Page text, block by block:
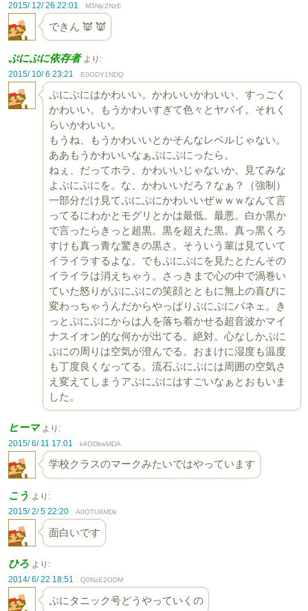
2015/ 12/ 26 22:01
M3Njc2NzE
できん 👿 👿
ぷにぷに依存者 より:
2015/ 10/ 6 23:21
E0ODY1NDQ
ぷにぷにはかわいい。かわいいかわいい、すっごく
かわいい。もうかわいすぎて色々とヤバイ。それく
らいかわいい。
もうね、もうかわいいとかそんなレベルじゃない。
ああもうかわいいなぁぷにぷにったら。
ねぇ、だってホラ、かわいいじゃないか。見てみな
よぷにぷにを。な、かわいいだろ？なぁ？（強制）
一部分だけ見てぷにぷにかわいいぜｗｗｗなんて言
ってるにわかとモグリとかは最低。最悪。白か黒か
で言ったらきっと超黒。黒を超えた黒。真っ黒くろ
すけも真っ青な驚きの黒さ。そういう輩は見ていて
イライラするよな。でもぷにぷにを見たとたんその
イライラは消えちゃう。さっきまで心の中で渦巻い
ていた怒りがぷにぷにの笑顔とともに無上の喜びに
変わっちゃうんだからやっぱりぷにぷにパネェ。き
っとぷにぷにからは人を落ち着かせる超音波かマイ
ナスイオン的な何かが出てる。絶対。心なしかぷに
ぷにの周りは空気が澄んでる。おまけに湿度も温度
も丁度良くなってる。流石ぷにぷには周囲の空気さ
え変えてしまうアぷにぷにはすごいなぁとおもいま
した。
ヒーマ より:
2015/ 6/ 11 17:01
k4ODkwMDA
学校クラスのマークみたいではやっています
こう より:
2015/ 2/ 5 22:20
A0OTU4MDk
面白いです
ひろ より:
2014/ 6/ 22 18:51
Q0NzE2ODM
ぷにタニック号どうやっていくの